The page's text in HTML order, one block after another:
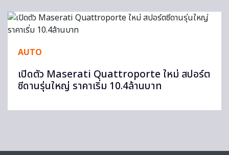
AUTO
เปิดตัว Maserati Quattroporte ใหม่ สปอร์ต
ซีดานรุ่นใหญ่ ราคาเริ่ม 10.4ล้านบาท